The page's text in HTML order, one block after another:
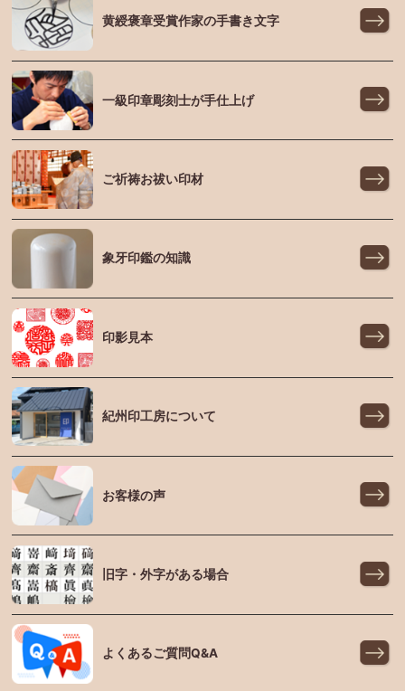
黄綬褒章受賞作家の手書き文字
一級印章彫刻士が手仕上げ
ご祈祷お祓い印材
象牙印鑑の知識
印影見本
紀州印工房について
お客様の声
旧字・外字がある場合
よくあるご質問Q&A